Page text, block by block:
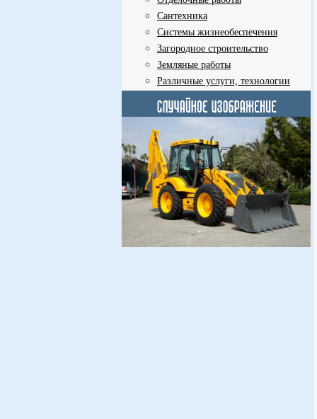
Сантехника
Системы жизнеобеспечения
Загородное строительство
Земляные работы
Различные услуги, технологии